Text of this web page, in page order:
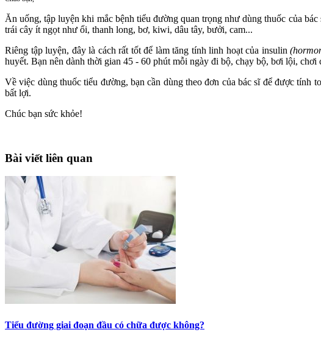
Ăn uống, tập luyện khi mắc bệnh tiểu đường quan trọng như dùng thuốc của
trái cây ít ngọt như ổi, thanh long, bơ, kiwi, dâu tây, bưởi, cam...
Riêng tập luyện, đây là cách rất tốt để làm tăng tính linh hoạt của insulin
huyết. Bạn nên dành thời gian 45 - 60 phút mỗi ngày đi bộ, chạy bộ, bơi lội, chơi
Về việc dùng thuốc tiểu đường, bạn cần dùng theo đơn của bác sĩ để được tính
bất lợi.
Chúc bạn sức khỏe!
Bài viết liên quan
Tiểu đường giai đoạn đầu có chữa được không?